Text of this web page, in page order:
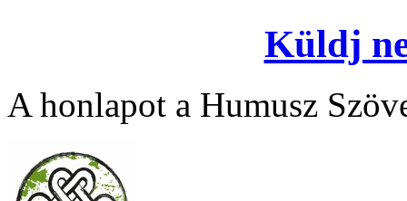
Küldj
A honlapot a Humusz